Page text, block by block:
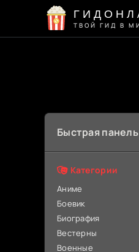
ТВОЙ ГИД В
Быстрая
Категории
Аниме
Боевик
Биография
Вестерны
Военные